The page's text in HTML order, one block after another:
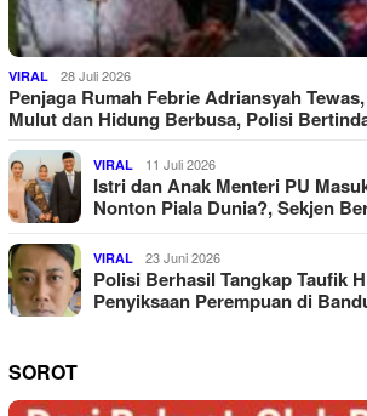
VIRAL 28 Juli 2026
Penjaga Rumah Febrie Adriansyah
Mulut dan Hidung Berbusa, Polisi
VIRAL 11 Juli 2026
Istri dan Anak Menteri PU
Nonton Piala Dunia?, Sekjen
VIRAL 23 Juni 2026
Polisi Berhasil Tangkap Taufik
Penyiksaan Perempuan di
SOROT